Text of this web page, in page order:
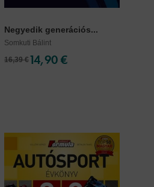
Negyedik generációs...
Somkuti Bálint
16,39 €14,90 €